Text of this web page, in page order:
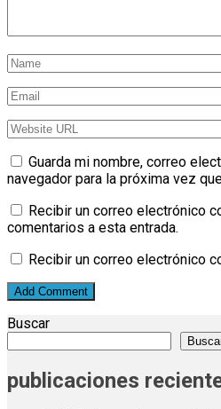
Guarda mi nombre, correo
navegador para la próxima vez
Recibir un correo electrónico
comentarios a esta entrada.
Recibir un correo electrónico
Buscar
publicaciones